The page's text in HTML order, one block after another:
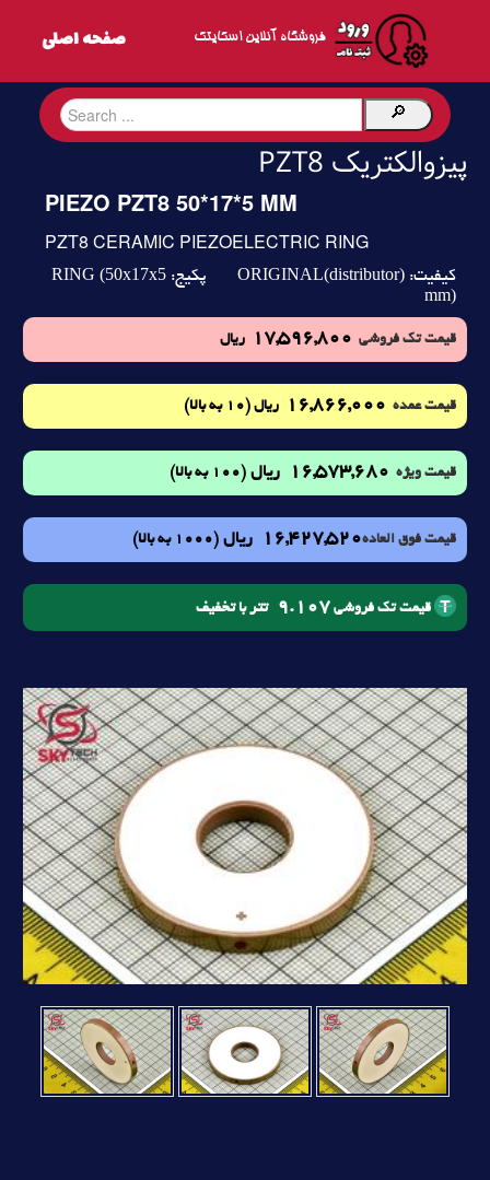
فروشگاه آنلاین اسکایتک
پیزوالکتریک PZT8
PIEZO PZT8 50*17*5 MM
PZT8 CERAMIC PIEZOELECTRIC RING
کیفیت: ORIGINAL(distributor) پکیج: RING (50x17x5
mm)
قیمت تک فروشی 17,596,800 ریال
قیمت عمده 16,866,000 ریال (10 به بالا)
قیمت ویژه 16,573,680 ریال (100 به بالا)
قیمت فوق العاده16,427,520 ریال (1000 به بالا)
قیمت تک فروشی 9.107 تتر با تخفیف